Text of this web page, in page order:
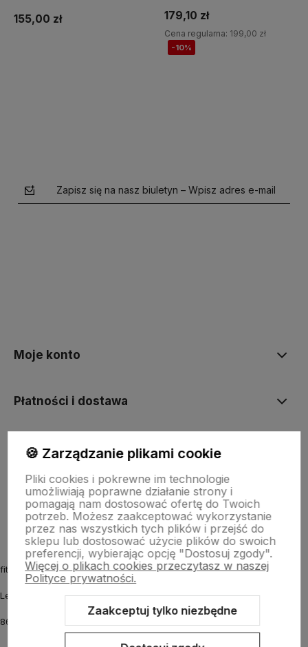
155,00 zł 179,10 zł
Cena regularna: 199,00 zł
-10%
Zapisz się na nasz biuletyn – Wpisz adres e-mail
Moje konto
Płatności i dostawa
Informacje
O nas
fitmyhorse.pl Sklep jeździecki
Letnia 12
86-031 Osielsko k. Bydgoszczy
🍪 Zarządzanie plikami cookie
Pliki cookies i pokrewne im technologie
umożliwiają poprawne działanie strony i
pomagają nam dostosować ofertę do Twoich
potrzeb. Możesz zaakceptować wykorzystanie
przez nas wszystkich tych plików i przejść do
sklepu lub dostosować użycie plików do swoich
preferencji, wybierając opcję "Dostosuj zgody".
Więcej o plikach cookies przeczytasz w naszej
Polityce prywatności.
Zaakceptuj tylko niezbędne